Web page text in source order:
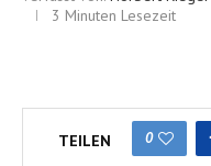
3 Minuten Lesezeit
TEILEN 0